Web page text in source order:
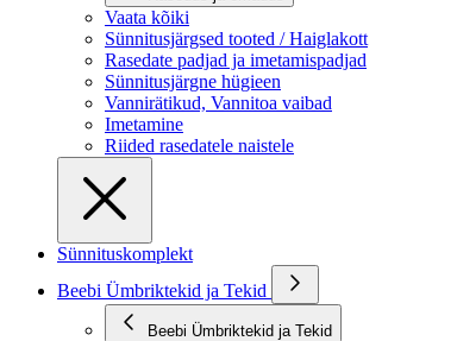
Vaata kõiki
Sünnitusjärgsed tooted / Haiglakott
Rasedate padjad ja imetamispadjad
Sünnitusjärgne hügieen
Vannirätikud, Vannitoa vaibad
Imetamine
Riided rasedatele naistele
Sünnituskomplekt
Beebi Ümbriktekid ja Tekid
Beebi Ümbriktekid ja Tekid